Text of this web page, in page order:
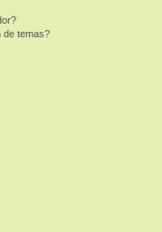
de temas?